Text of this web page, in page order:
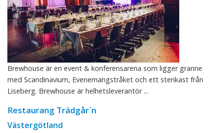
Brewhouse är en event & konferensarena som ligger granne
med Scandinavium, Evenemangstråket och ett stenkast från
Liseberg. Brewhouse är helhetsleverantör ...
Restaurang Trädgår´n
Västergötland